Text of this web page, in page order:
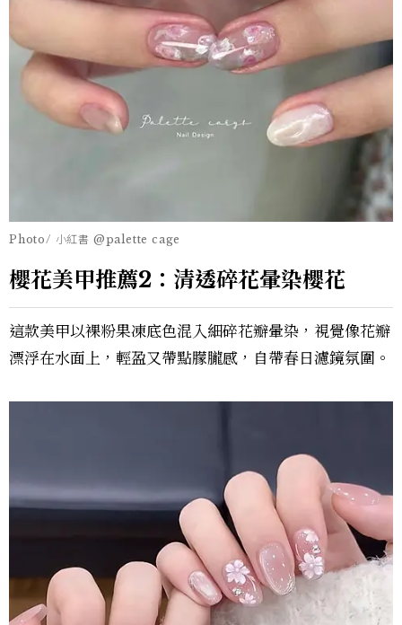
Photo/ 小紅書 @palette cage
櫻花美甲推薦2：清透碎花暈染櫻花
這款美甲以裸粉果凍底色混入細碎花瓣暈染，視覺像花瓣
漂浮在水面上，輕盈又帶點朦朧感，自帶春日濾鏡氛圍。